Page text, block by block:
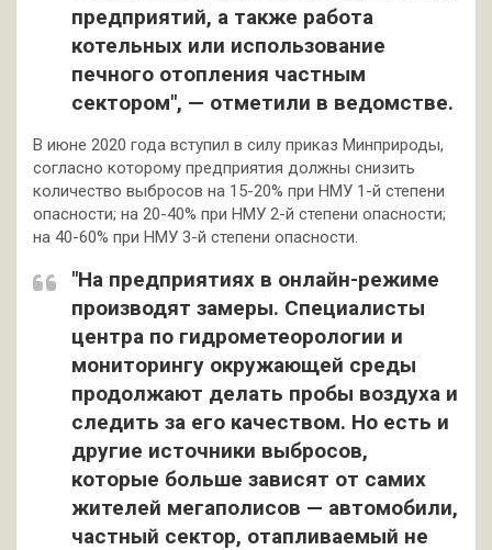
предприятий, а также работа
котельных или использование
печного отопления частным
сектором", — отметили в ведомстве.
В июне 2020 года вступил в силу приказ Минприроды,
согласно которому предприятия должны снизить
количество выбросов на 15-20% при НМУ 1-й степени
опасности; на 20-40% при НМУ 2-й степени опасности;
на 40-60% при НМУ 3-й степени опасности.
"На предприятиях в онлайн-режиме
производят замеры. Специалисты
центра по гидрометеорологии и
мониторингу окружающей среды
продолжают делать пробы воздуха и
следить за его качеством. Но есть и
другие источники выбросов,
которые больше зависят от самих
жителей мегаполисов — автомобили,
частный сектор, отапливаемый не